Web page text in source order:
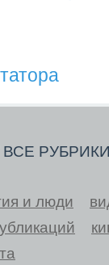
ВСЕ
и люди